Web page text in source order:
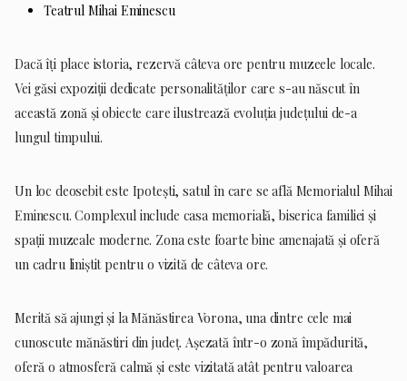
Teatrul Mihai Eminescu
Dacă îți place istoria, rezervă câteva ore pentru muzeele locale.
Vei găsi expoziții dedicate personalităților care s-au născut în
această zonă și obiecte care ilustrează evoluția județului de-a
lungul timpului.
Un loc deosebit este Ipotești, satul în care se află Memorialul Mihai
Eminescu. Complexul include casa memorială, biserica familiei și
spații muzeale moderne. Zona este foarte bine amenajată și oferă
un cadru liniștit pentru o vizită de câteva ore.
Merită să ajungi și la Mănăstirea Vorona, una dintre cele mai
cunoscute mănăstiri din județ. Așezată într-o zonă împădurită,
oferă o atmosferă calmă și este vizitată atât pentru valoarea